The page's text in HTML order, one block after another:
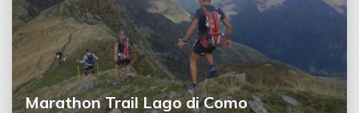
Marathon Trail Lago di Como